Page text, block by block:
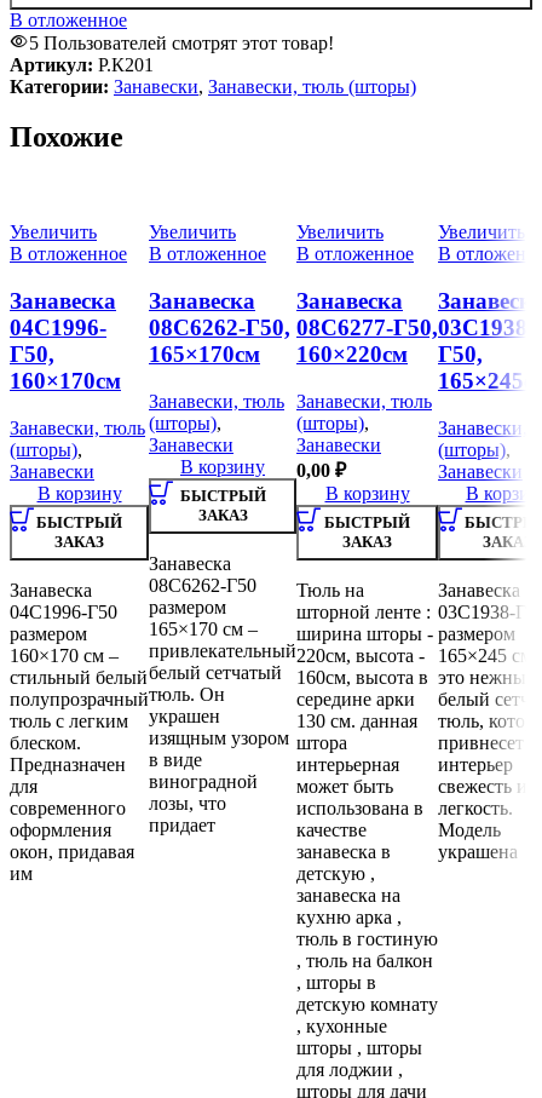
В отложенное
5 Пользователей смотрят этот товар!
Артикул: Р.К201
Категории: Занавески, Занавески, тюль (шторы)
Похожие
Увеличить
В отложенное
Занавеска
04С1996-
Г50,
160×170см
Занавески, тюль
(шторы),
Занавески
В корзину
БЫСТРЫЙ
ЗАКАЗ
Занавеска
04С1996-Г50
размером
160×170 см –
стильный белый
полупрозрачный
тюль с легким
блеском.
Предназначен
для
современного
оформления
окон, придавая
им
Увеличить
В отложенное
Занавеска
08С6262-Г50,
165×170см
Занавески, тюль
(шторы),
Занавески
В корзину
БЫСТРЫЙ
ЗАКАЗ
Занавеска
08С6262-Г50
размером
165×170 см –
привлекательный
белый сетчатый
тюль. Он
украшен
изящным узором
в виде
виноградной
лозы, что
придает
Увеличить
В отложенное
Занавеска
08С6277-Г50,
160×220см
Занавески, тюль
(шторы),
Занавески
0,00 ₽
В корзину
БЫСТРЫЙ
ЗАКАЗ
Тюль на
шторной ленте :
ширина шторы -
220см, высота -
160см, высота в
середине арки
130 см. данная
штора
интерьерная
может быть
использована в
качестве
занавеска в
детскую ,
занавеска на
кухню арка ,
тюль в гостиную
, тюль на балкон
, шторы в
детскую комнату
, кухонные
шторы , шторы
для лоджии ,
шторы для дачи
Увеличить
В
03С1938-
Г50,
Занавески,
(шторы),
Занавески
В
ЗАКАЗ
Занавеска
03С1938-
размером
165×245 см
это нежный
белый
тюль,
привнесет в
интерьер
свежесть и
легкость.
Модель
украшена